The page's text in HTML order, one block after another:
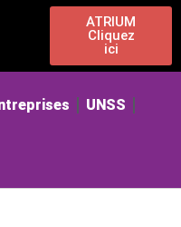
ATRIUM
Cliquez
ici
UNSS